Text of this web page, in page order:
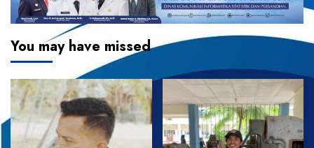
You may have missed